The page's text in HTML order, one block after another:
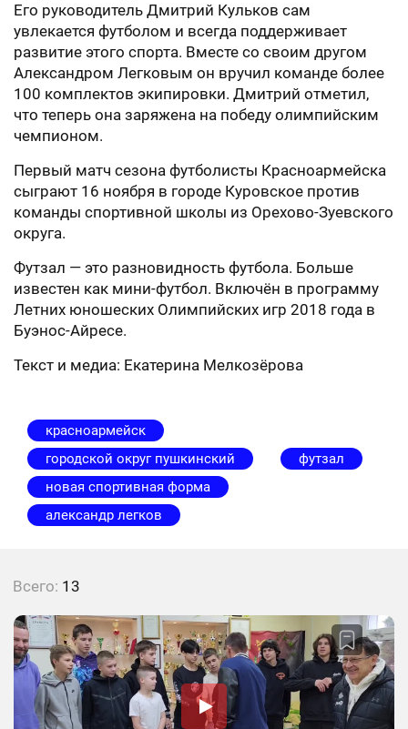
Его руководитель Дмитрий Кульков сам
увлекается футболом и всегда поддерживает
развитие этого спорта. Вместе со своим другом
Александром Легковым он вручил команде более
100 комплектов экипировки. Дмитрий отметил,
что теперь она заряжена на победу олимпийским
чемпионом.
Первый матч сезона футболисты Красноармейска
сыграют 16 ноября в городе Куровское против
команды спортивной школы из Орехово-Зуевского
округа.
Футзал — это разновидность футбола. Больше
известен как мини-футбол. Включён в программу
Летних юношеских Олимпийских игр 2018 года в
Буэнос-Айресе.
Текст и медиа: Екатерина Мелкозёрова
красноармейск
городской округ пушкинский
футзал
новая спортивная форма
александр легков
Всего: 13